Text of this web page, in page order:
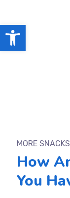
Ouvrir la barre d’outils
MORE
How
You